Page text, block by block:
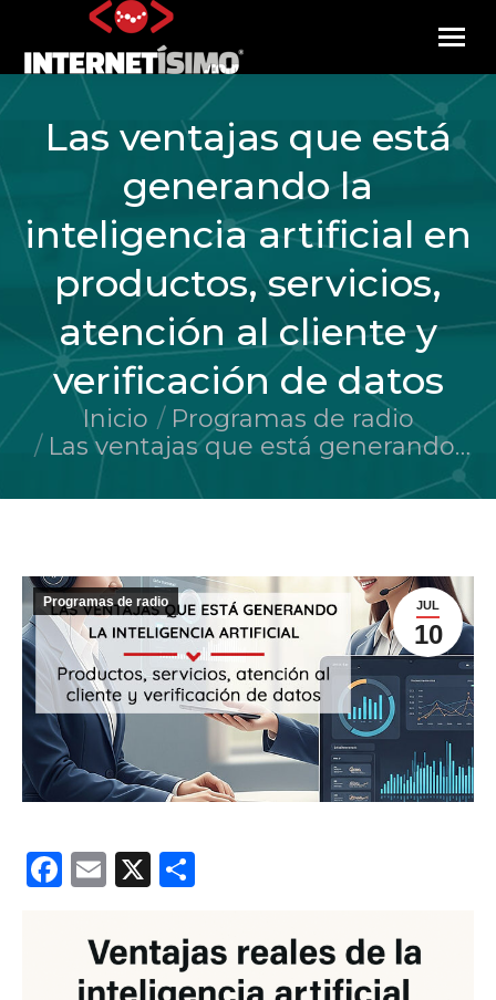
Las ventajas que está
generando la
inteligencia artificial en
productos, servicios,
atención al cliente y
verificación de datos
Estás aquí:Inicio
Programas de radio
Las ventajas que está generando…
JUL
10
Programas de radio
Facebook
Email
X